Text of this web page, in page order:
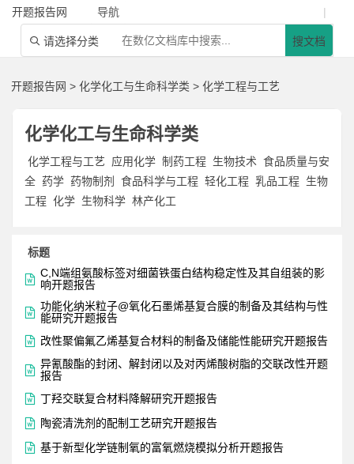
开题报告网 导航 |
 请选择分类 搜文档
开题报告网 >化学化工与生命科学类 >化学工程与工艺
化学化工与生命科学类
化学工程与工艺 应用化学 制药工程 生物技术 食品质量与安
全 药学 药物制剂 食品科学与工程 轻化工程 乳品工程 生物
工程 化学 生物科学 林产化工
标题
 C,N端组氨酸标签对细菌铁蛋白结构稳定性及其自组装的影
响开题报告
 功能化纳米粒子@氧化石墨烯基复合膜的制备及其结构与性
能研究开题报告
 改性聚偏氟乙烯基复合材料的制备及储能性能研究开题报告
 异氰酸酯的封闭、解封闭以及对丙烯酸树脂的交联改性开题
报告
 丁羟交联复合材料降解研究开题报告
 陶瓷清洗剂的配制工艺研究开题报告
 基于新型化学链制氧的富氧燃烧模拟分析开题报告